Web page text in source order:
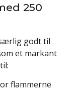
250
godt til
et markant
flammerne